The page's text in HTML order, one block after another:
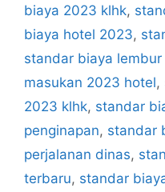
biaya 2023 klhk,
biaya hotel 2023,
standar biaya lembur
masukan 2023 hotel,
2023 klhk, standar
penginapan, standar
perjalanan dinas,
terbaru, standar